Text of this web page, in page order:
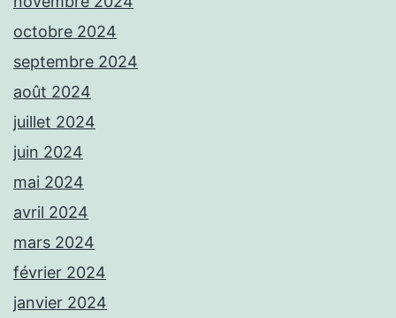
octobre 2024
septembre 2024
août 2024
juillet 2024
juin 2024
mai 2024
avril 2024
mars 2024
février 2024
janvier 2024